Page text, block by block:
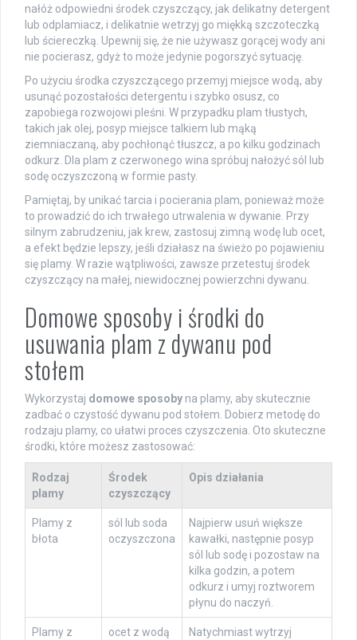
nałóż odpowiedni środek czyszczący, jak delikatny detergent
lub odplamiacz, i delikatnie wetrzyj go miękką szczoteczką
lub ściereczką. Upewnij się, że nie używasz gorącej wody ani
nie pocierasz, gdyż to może jedynie pogorszyć sytuację.
Po użyciu środka czyszczącego przemyj miejsce wodą, aby
usunąć pozostałości detergentu i szybko osusz, co
zapobiega rozwojowi pleśni. W przypadku plam tłustych,
takich jak olej, posyp miejsce talkiem lub mąką
ziemniaczaną, aby pochłonąć tłuszcz, a po kilku godzinach
odkurz. Dla plam z czerwonego wina spróbuj nałożyć sól lub
sodę oczyszczoną w formie pasty.
Pamiętaj, by unikać tarcia i pocierania plam, ponieważ może
to prowadzić do ich trwałego utrwalenia w dywanie. Przy
silnym zabrudzeniu, jak krew, zastosuj zimną wodę lub ocet,
a efekt będzie lepszy, jeśli działasz na świeżo po pojawieniu
się plamy. W razie wątpliwości, zawsze przetestuj środek
czyszczący na małej, niewidocznej powierzchni dywanu.
Domowe sposoby i środki do
usuwania plam z dywanu pod
stołem
Wykorzystaj domowe sposoby na plamy, aby skutecznie
zadbać o czystość dywanu pod stołem. Dobierz metodę do
rodzaju plamy, co ułatwi proces czyszczenia. Oto skuteczne
środki, które możesz zastosować:
Rodzaj
plamy
Środek
czyszczący
Opis działania
Plamy z
błota
sól lub soda
oczyszczona
Najpierw usuń większe
kawałki, następnie posyp
sól lub sodę i pozostaw na
kilka godzin, a potem
odkurz i umyj roztworem
płynu do naczyń.
Plamy z
ocet z wodą
Natychmiast wytrzyj